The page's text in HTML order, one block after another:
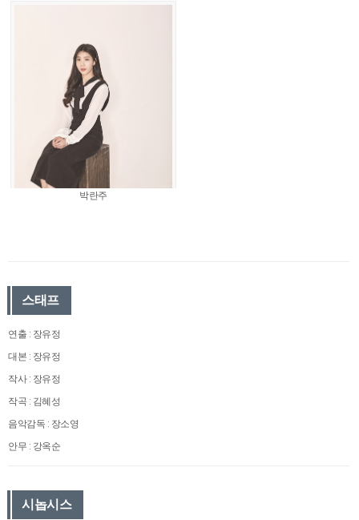
박란주
스태프
연출 : 장유정
대본 : 장유정
작사 : 장유정
작곡 : 김혜성
음악감독 : 장소영
안무 : 강옥순
시놉시스